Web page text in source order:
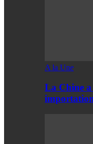
A la Une
La Chine a